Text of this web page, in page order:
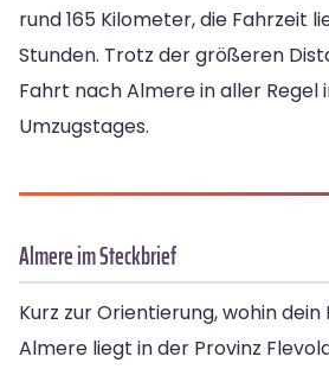
rund 165 Kilometer, die Fahrzeit
Stunden. Trotz der größeren
Fahrt nach Almere in aller Regel
Umzugstages.
Almere im Steckbrief
Kurz zur Orientierung, wohin dein
Almere liegt in der Provinz